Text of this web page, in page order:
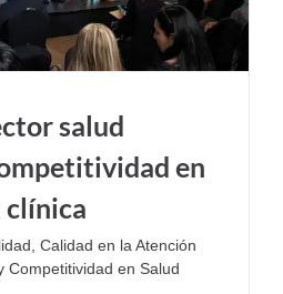
salud
en
clínica
Calidad en la Atención
Competitividad en Salud